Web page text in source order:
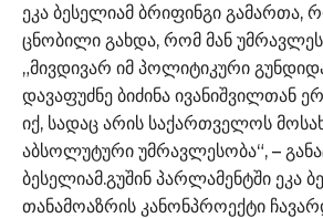
ეკა ბესელიამ ბრიფინგი გამართა,
ცნობილი გახდა, რომ მან
„მივდივარ იმ პოლიტიკური
დავაფუძნე ბიძინა ივანიშვილთან
იქ, სადაც არის საქართველოს
აბსოლუტური უმრავლესობა“, –
ბესელიამ.გუშინ პარლამენტში ეკა
თანამოაზრის კანონპროექტი